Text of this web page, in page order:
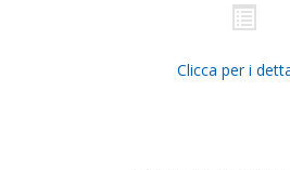
Clicca per i